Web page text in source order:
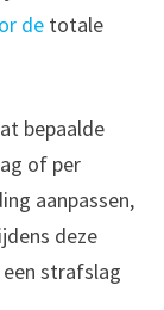
detotale
bepaalde
of per
aanpassen,
deze
strafslag